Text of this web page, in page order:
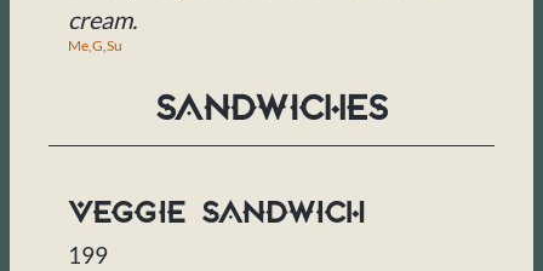
cream.
Me,G,Su
Sandwiches
Veggie Sandwich
199